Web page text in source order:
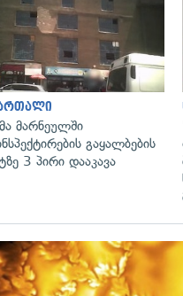
მარნეულში
გაყალბების
3 პირი დააკავა